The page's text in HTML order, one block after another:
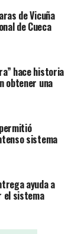
de Vicuña
de Cueca
hace historia
obtener una
sistema
ayuda a
el sistema